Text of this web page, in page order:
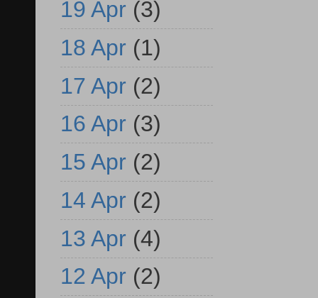
19 Apr (3)
18 Apr (1)
17 Apr (2)
16 Apr (3)
15 Apr (2)
14 Apr (2)
13 Apr (4)
12 Apr (2)